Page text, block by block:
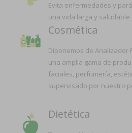
Evita enfermedades y
una vida larga y saludable
Cosmética
Diponemos de Analizador
una amplia gama de
faciales, perfumería,
supervisado por nuestro
Dietética